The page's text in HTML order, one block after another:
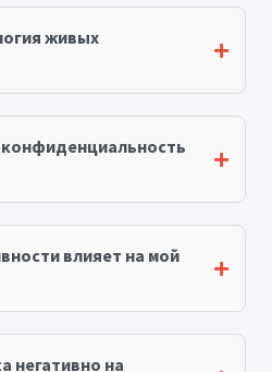
живых
влияет на мой
негативно на